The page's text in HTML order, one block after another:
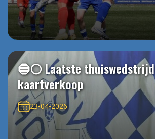
🔵⚪️ Laatste thuiswedstrijd
kaartverkoop
23-04-2026